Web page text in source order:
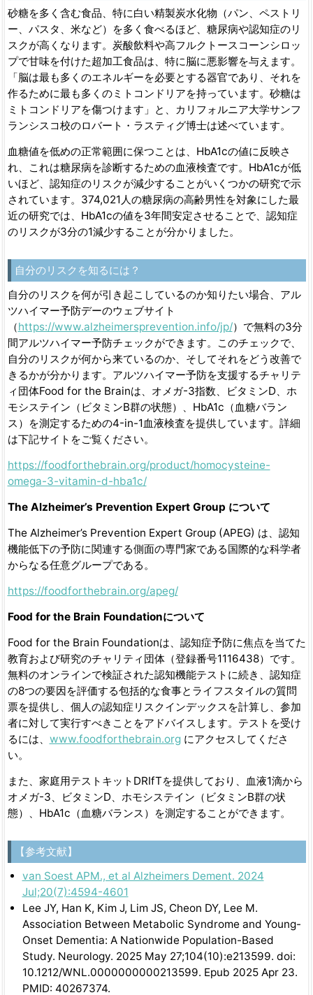
砂糖を多く含む食品、特に白い精製炭水化物（パン、ペストリ
ー、パスタ、米など）を多く食べるほど、糖尿病や認知症のリ
スクが高くなります。炭酸飲料や高フルクトースコーンシロッ
プで甘味を付けた超加工食品は、特に脳に悪影響を与えます。
「脳は最も多くのエネルギーを必要とする器官であり、それを
作るために最も多くのミトコンドリアを持っています。砂糖は
ミトコンドリアを傷つけます」と、カリフォルニア大学サンフ
ランシスコ校のロバート・ラスティグ博士は述べています。
血糖値を低めの正常範囲に保つことは、HbA1cの値に反映さ
れ、これは糖尿病を診断するための血液検査です。HbA1cが低
いほど、認知症のリスクが減少することがいくつかの研究で示
されています。374,021人の糖尿病の高齢男性を対象にした最
近の研究では、HbA1cの値を3年間安定させることで、認知症
のリスクが3分の1減少することが分かりました。
自分のリスクを知るには？
自分のリスクを何が引き起こしているのか知りたい場合、アル
ツハイマー予防デーのウェブサイト
（https://www.alzheimersprevention.info/jp/）で無料の3分
間アルツハイマー予防チェックができます。このチェックで、
自分のリスクが何から来ているのか、そしてそれをどう改善で
きるかが分かります。アルツハイマー予防を支援するチャリテ
ィ団体Food for the Brainは、オメガ-3指数、ビタミンD、ホ
モシステイン（ビタミンB群の状態）、HbA1c（血糖バラン
ス）を測定するための4-in-1血液検査を提供しています。詳細
は下記サイトをご覧ください。
https://foodforthebrain.org/product/homocysteine-
omega-3-vitamin-d-hba1c/
The Alzheimer’s Prevention Expert Group について
The Alzheimer’s Prevention Expert Group (APEG) は、認知
機能低下の予防に関連する側面の専門家である国際的な科学者
からなる任意グループである。
https://foodforthebrain.org/apeg/
Food for the Brain Foundationについて
Food for the Brain Foundationは、認知症予防に焦点を当てた
教育および研究のチャリティ団体（登録番号1116438）です。
無料のオンラインで検証された認知機能テストに続き、認知症
の8つの要因を評価する包括的な食事とライフスタイルの質問
票を提供し、個人の認知症リスクインデックスを計算し、参加
者に対して実行すべきことをアドバイスします。テストを受け
るには、 www.foodforthebrain.orgにアクセスしてくださ
い。
また、家庭用テストキットDRIfTを提供しており、血液1滴から
オメガ-3、ビタミンD、ホモシステイン（ビタミンB群の状
態）、HbA1c（血糖バランス）を測定することができます。
【参考文献】
van Soest APM., et al Alzheimers Dement. 2024
Jul;20(7):4594-4601
Lee JY, Han K, Kim J, Lim JS, Cheon DY, Lee M.
Association Between Metabolic Syndrome and Young-
Onset Dementia: A Nationwide Population-Based
Study. Neurology. 2025 May 27;104(10):e213599. doi:
10.1212/WNL.0000000000213599. Epub 2025 Apr 23.
PMID: 40267374.